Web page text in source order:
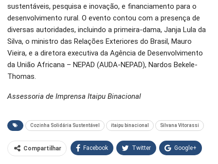
sustentáveis, pesquisa e inovação, e financiamento para o
desenvolvimento rural. O evento contou com a presença de
diversas autoridades, incluindo a primeira-dama, Janja Lula da
Silva, o ministro das Relações Exteriores do Brasil, Mauro
Vieira, e a diretora executiva da Agência de Desenvolvimento
da União Africana – NEPAD (AUDA-NEPAD), Nardos Bekele-
Thomas.
Assessoria de Imprensa Itaipu Binacional
Cozinha Solidária Sustentável itaipu binacional Silvana Vitorassi
Compartilhar Facebook Twitter Google+